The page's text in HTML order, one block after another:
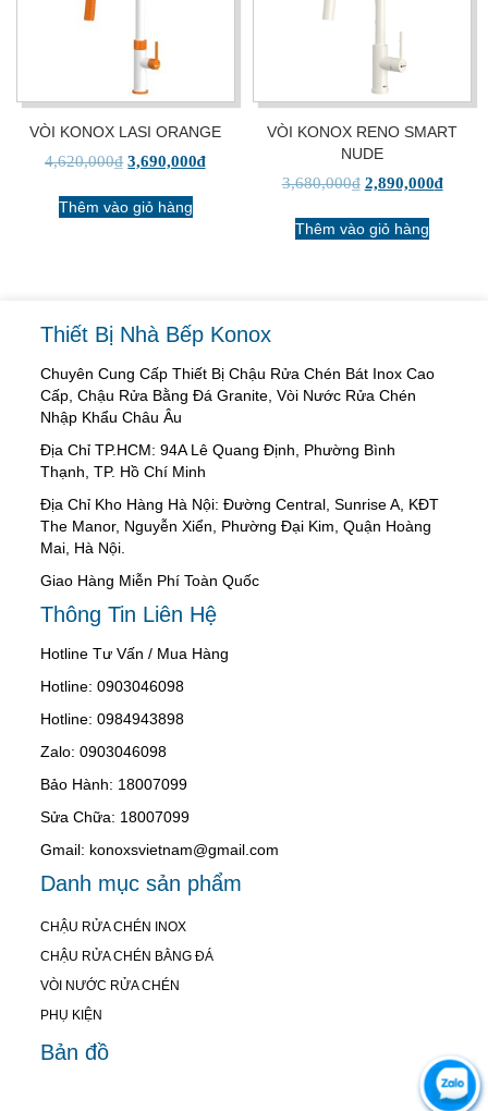
VÒI KONOX LASI ORANGE
4,620,000₫ 3,690,000₫
Thêm vào giỏ hàng
VÒI KONOX RENO SMART
NUDE
3,680,000₫ 2,890,000₫
Thêm vào giỏ hàng
Thiết Bị Nhà Bếp Konox
Chuyên Cung Cấp Thiết Bị Chậu Rửa Chén Bát Inox Cao
Cấp, Chậu Rửa Bằng Đá Granite, Vòi Nước Rửa Chén
Nhập Khẩu Châu Âu
Địa Chỉ TP.HCM: 94A Lê Quang Định, Phường Bình
Thạnh, TP. Hồ Chí Minh
Địa Chỉ Kho Hàng Hà Nội: Đường Central, Sunrise A, KĐT
The Manor, Nguyễn Xiển, Phường Đại Kim, Quận Hoàng
Mai, Hà Nội.
Giao Hàng Miễn Phí Toàn Quốc
Thông Tin Liên Hệ
Hotline Tư Vấn / Mua Hàng
Hotline: 0903046098
Hotline: 0984943898
Zalo: 0903046098
Bảo Hành: 18007099
Sửa Chữa: 18007099
Gmail: konoxsvietnam@gmail.com
Danh mục sản phẩm
CHẬU RỬA CHÉN INOX
CHẬU RỬA CHÉN BẰNG ĐÁ
VÒI NƯỚC RỬA CHÉN
PHỤ KIỆN
Bản đồ